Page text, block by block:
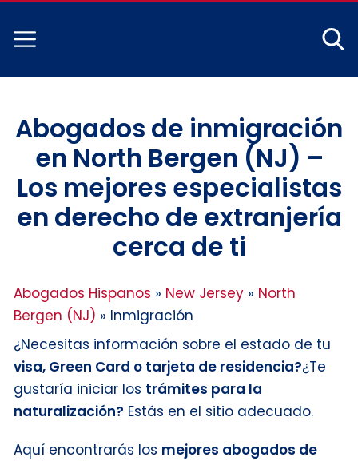
Abogados de inmigración
en North Bergen (NJ) –
Los mejores especialistas
en derecho de extranjería
cerca de ti
Abogados Hispanos » New Jersey » North
Bergen (NJ) » Inmigración
¿Necesitas información sobre el estado de tu
visa, Green Card o tarjeta de residencia?¿Te
gustaría iniciar los trámites para la
naturalización? Estás en el sitio adecuado.
Aquí encontrarás los mejores abogados de